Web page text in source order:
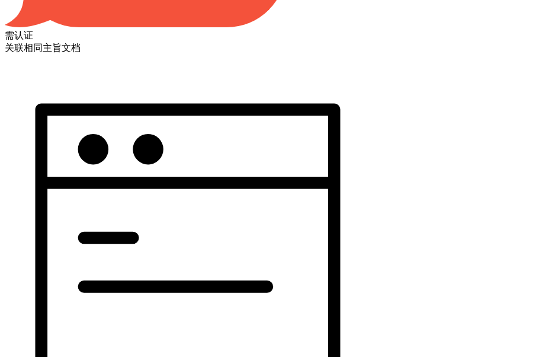
需认证
关联相同主旨文档